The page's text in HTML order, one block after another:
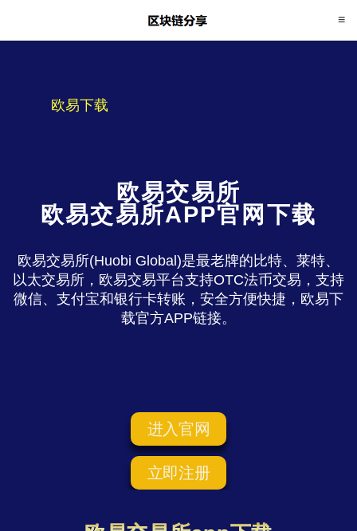
欧易下载
欧易交易所
欧易交易所APP官网下载
欧易交易所(Huobi Global)是最老牌的比特、莱特、
以太交易所，欧易交易平台支持OTC法币交易，支持
微信、支付宝和银行卡转账，安全方便快捷，欧易下
载官方APP链接。
进入官网
立即注册